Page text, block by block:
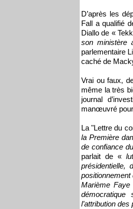
D’après les
Fall a qualifié
Diallo de «
son ministère
parlementaire
caché de
Vrai ou faux,
même la très
journal
manœuvré
La "Lettre du
la Première
de confiance
parlait de «
présidentielle,
Marième
l’attribution